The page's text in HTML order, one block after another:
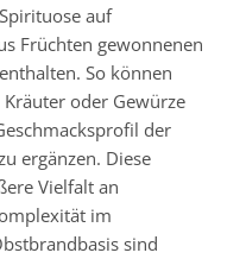
auf
Früchten gewonnenen
So können
oder Gewürze
der
ergänzen. Diese
Vielfalt an
im
sind